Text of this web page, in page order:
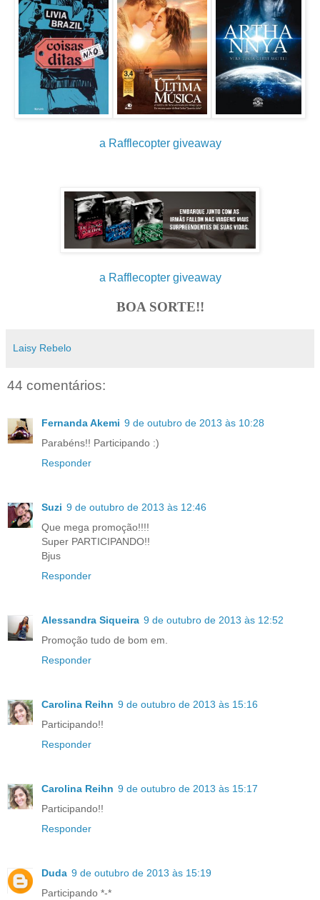
a Rafflecopter giveaway
a Rafflecopter giveaway
BOA SORTE!!
Laisy Rebelo
44 comentários:
Fernanda Akemi 9 de outubro de 2013 às 10:28
Parabéns!! Participando :)
Responder
Suzi 9 de outubro de 2013 às 12:46
Que mega promoção!!!!
Super PARTICIPANDO!!
Bjus
Responder
Alessandra Siqueira 9 de outubro de 2013 às 12:52
Promoção tudo de bom em.
Responder
Carolina Reihn 9 de outubro de 2013 às 15:16
Participando!!
Responder
Carolina Reihn 9 de outubro de 2013 às 15:17
Participando!!
Responder
Duda 9 de outubro de 2013 às 15:19
Participando *-*